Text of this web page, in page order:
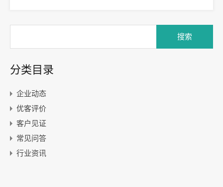
分类目录
企业动态
优客评价
客户见证
常见问答
行业资讯